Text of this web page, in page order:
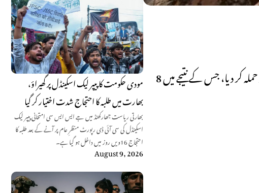
مودی حکومت کا پیپر لیک اسکینڈل پر گھیراؤ،
بھارت میں طلبہ کا احتجاج شدت اختیار کر گیا
بھارتی ریاست جھارکھنڈ میں جے ایس ایس سی امتحانی پیپر لیک
اسکینڈل کی سی آئی ڈی رپورٹ منظرِ عام پر آنے کے بعد طلبہ کا
احتجاج 16ویں روز میں داخل ہو گیا ہے۔
August 9, 2026
مستونگ صوبہ بلوچستان: بلوچستان لبریشن آرمی بی ایل اے کے دہشت گردوں نے مستونگ میں لیویزچوکی اور بینکوں پر حملہ کر دیا، جس کے نتیجے میں 8